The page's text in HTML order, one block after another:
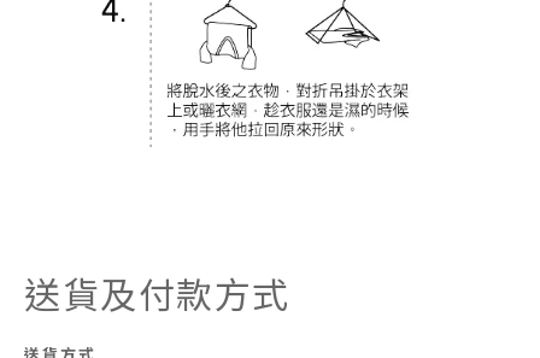
送貨及付款方式